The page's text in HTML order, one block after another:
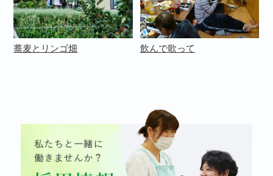
蕎麦とリンゴ畑 飲んで歌って